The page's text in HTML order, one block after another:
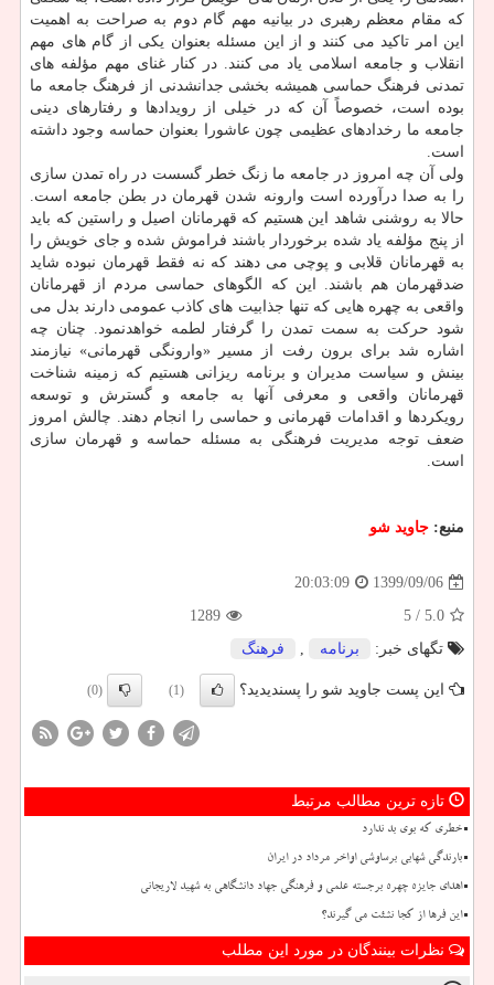
که مقام معظم رهبری در بیانیه مهم گام دوم به صراحت به اهمیت
این امر تاکید می کنند و از این مسئله بعنوان یکی از گام های مهم
انقلاب و جامعه اسلامی یاد می کنند. در کنار غنای مهم مؤلفه های
تمدنی فرهنگ حماسی همیشه بخشی جدانشدنی از فرهنگ جامعه ما
بوده است، خصوصاً آن که در خیلی از رویدادها و رفتارهای دینی
جامعه ما رخدادهای عظیمی چون عاشورا بعنوان حماسه وجود داشته
است.
ولی آن چه امروز در جامعه ما زنگ خطر گسست در راه تمدن سازی
را به صدا درآورده است وارونه شدن قهرمان در بطن جامعه است.
حالا به روشنی شاهد این هستیم که قهرمانان اصیل و راستین که باید
از پنج مؤلفه یاد شده برخوردار باشند فراموش شده و جای خویش را
به قهرمانان قلابی و پوچی می دهند که نه فقط قهرمان نبوده شاید
ضدقهرمان هم باشند. این که الگوهای حماسی مردم از قهرمانان
واقعی به چهره هایی که تنها جذابیت های کاذب عمومی دارند بدل می
شود حرکت به سمت تمدن را گرفتار لطمه خواهدنمود. چنان چه
اشاره شد برای برون رفت از مسیر «وارونگی قهرمانی» نیازمند
بینش و سیاست مدیران و برنامه ریزانی هستیم که زمینه شناخت
قهرمانان واقعی و معرفی آنها به جامعه و گسترش و توسعه
رویکردها و اقدامات قهرمانی و حماسی را انجام دهند. چالش امروز
ضعف توجه مدیریت فرهنگی به مسئله حماسه و قهرمان سازی
است.
منبع: جاوید شو
1399/09/06
20:03:09
5.0
/ 5
1289
تگهای خبر:
برنامه , فرهنگ
این پست جاوید شو را پسندیدید؟ (1)
(0)
تازه ترین مطالب مرتبط
خطری که بوی بد ندارد
بارندگی شهابی برساوشی اواخر مرداد در ایران
اهدای جایزه چهره برجسته علمی و فرهنگی جهاد دانشگاهی به شهید لاریجانی
این فرها از کجا نشئت می گیرند؟
نظرات بینندگان در مورد این مطلب